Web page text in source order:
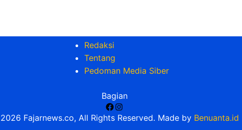
Redaksi
Tentang
Pedoman Media Siber
Bagian
Facebook
Instagram
Fajarnews.co, All Rights Reserved. Made by Benuanta.id